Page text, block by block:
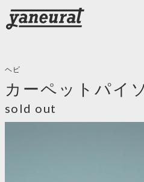
ヘビ
カーペットパイ
sold out